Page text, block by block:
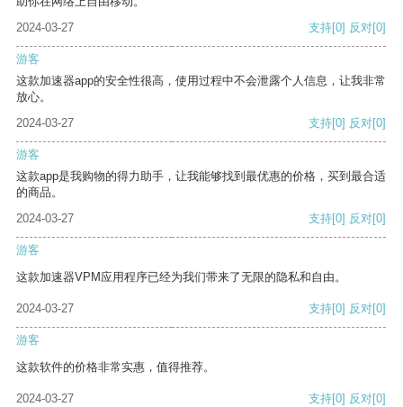
2024-03-27
支持[0] 反对[0]
游客
这款加速器app的安全性很高，使用过程中不会泄露个人信息，让我非常
放心。
2024-03-27
支持[0] 反对[0]
游客
这款app是我购物的得力助手，让我能够找到最优惠的价格，买到最合适
的商品。
2024-03-27
支持[0] 反对[0]
游客
这款加速器VPM应用程序已经为我们带来了无限的隐私和自由。
2024-03-27 支持[0] 反对[0]
游客
这款软件的价格非常实惠，值得推荐。
2024-03-27 支持[0] 反对[0]